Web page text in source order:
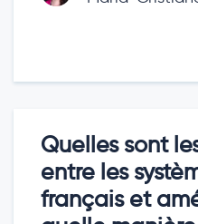
Quelles sont
entre les
français et